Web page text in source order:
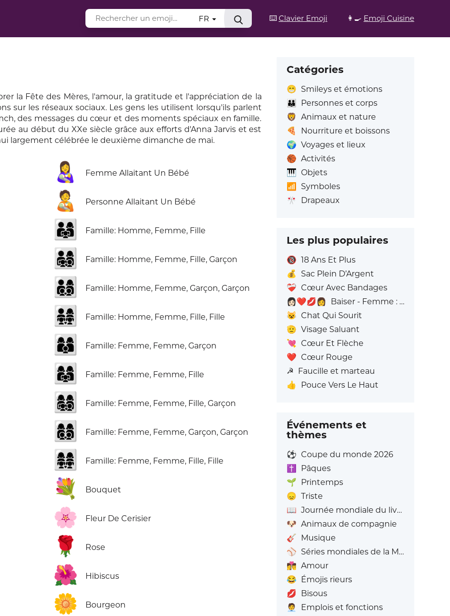
⌨️ Clavier Emoji 👩‍🍳 Emoji Cuisine
FR
la Fête des Mères, l'amour, la gratitude et l'appréciation de la
sur les réseaux sociaux. Les gens les utilisent lorsqu'ils parlent
des messages du cœur et des moments spéciaux en famille.
au début du XXe siècle grâce aux efforts d'Anna Jarvis et est
largement célébrée le deuxième dimanche de mai.
👩‍🍼 Femme Allaitant Un Bébé
🧑‍🍼 Personne Allaitant Un Bébé
👨‍👩‍👧 Famille: Homme, Femme, Fille
👨‍👩‍👧‍👦 Famille: Homme, Femme, Fille, Garçon
👨‍👩‍👦‍👦 Famille: Homme, Femme, Garçon, Garçon
👨‍👩‍👧‍👧 Famille: Homme, Femme, Fille, Fille
👩‍👩‍👦 Famille: Femme, Femme, Garçon
👩‍👩‍👧 Famille: Femme, Femme, Fille
👩‍👩‍👧‍👦 Famille: Femme, Femme, Fille, Garçon
👩‍👩‍👦‍👦 Famille: Femme, Femme, Garçon, Garçon
👩‍👩‍👧‍👧 Famille: Femme, Femme, Fille, Fille
💐 Bouquet
🌸 Fleur De Cerisier
🌹 Rose
🌺 Hibiscus
🌼 Bourgeon
Catégories
😁 Smileys et émotions
👪
Personnes et corps
🦁 Animaux et nature
🍕
Nourriture et boissons
🌍 Voyages et lieux
🏀 Activités
🎹 Objets
📶
Symboles
🎌 Drapeaux
Les plus populaires
🔞 18 Ans Et Plus
💰
Sac Plein D’Argent
❤️‍🩹 Cœur Avec Bandages
👩🏻‍❤️‍💋‍👩
Baiser - Femme : Peau claire, Femme: Sans Teint
😺 Chat Qui Sourit
🫡 Visage Saluant
💘 Cœur Et Flèche
❤️ Cœur Rouge
☭ Faucille et marteau
👍
Pouce Vers Le Haut
Événements et
thèmes
⚽ Coupe du monde 2026
✝️
Pâques
🌱 Printemps
😞 Triste
📖 Journée mondiale du livre
🐶 Animaux de compagnie
🎸 Musique
⚾ Séries mondiales de la MLB
👩‍❤️‍💋‍👨 Amour
😂 Émojis rieurs
💋 Bisous
🧑‍💼
Emplois et fonctions